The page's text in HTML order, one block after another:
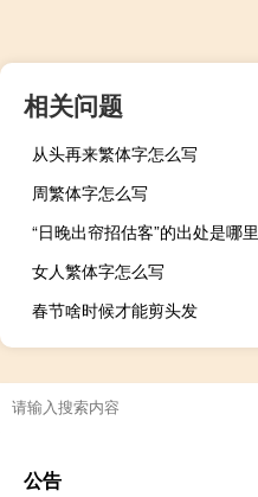
相关问题
从头再来繁体字怎么写
周繁体字怎么写
“日晚出帘招估客”的出处是哪里
女人繁体字怎么写
春节啥时候才能剪头发
公告